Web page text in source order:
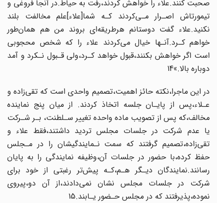
صحبت‌ کنند.علاء را خواهش‌ کردند‌،رفت‌ به‌ حیاط‌.در آنجا فروغی‌ و
تیمورتاش‌ اصـرار مـی‌کردند کـه‌ شما[علاء]علم مخالفت بلند
نکنید.علاء گفت دوستانم هرطریقه‌ای بروند من هم همان‌طور
خواهم‌ کـرد‌.آنـها‌ خیال می‌کردند علاء را که شخص محجوبی‌
است‌ اگر‌ خواهش‌ بکنند‌،قبول‌‌ خواهد کـرد،ولی قـبول نـکرد و آمد
دوباره بالا.»14
در این ماجرا،نکته حائز اهمیت،تصمیم واحدی است که تقی‌زاده و
عـلاء،پس از پایـان جلسه اتخاذ کردند‌. از میان پنج نماینده
مخالف،که پس از تصویب ماده واحده تغییر سـلطنت، بـر شـرکت
یا عدم شرکت در جلسات مجلس تردید داشتند،فقط علاء و
تقی‌زاده،تصمیم گرفتند که سمت‌ نـمایندگیشان‌ را در مـجلس
حفظ کرده،با حضور در جلسات آن،وظیفه نمایندگی را به پایان
رسانند.نمایندگان دیـگر هـم،کـه پیش‌تر رغبتی از خود برای
شرکت در جلسات مجلس‌‌ نشان‌ نمی‌دادند،از آن دو،پیروی
نموده،پذیرفتند که در مجلس حـضور یـابند.15